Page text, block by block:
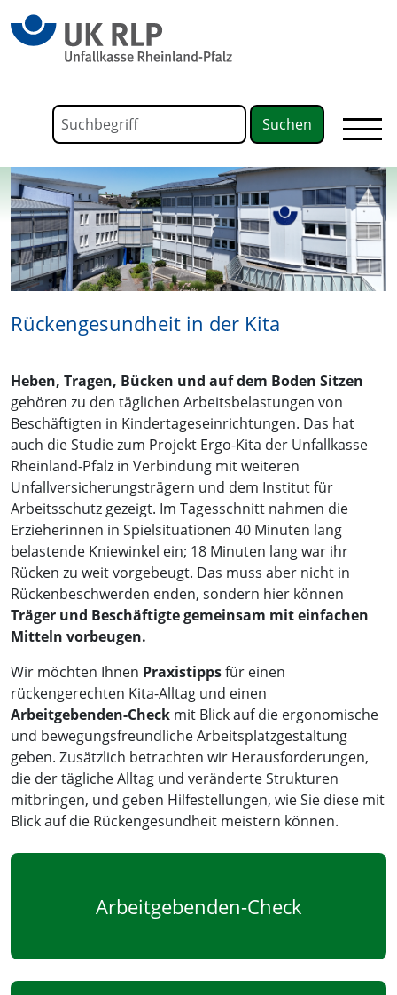
Formular für die Volltextsuche
Rückengesundheit in der Kita
Heben, Tragen, Bücken und auf dem Boden Sitzen
gehören zu den täglichen Arbeitsbelastungen von
Beschäftigten in Kindertageseinrichtungen. Das hat
auch die Studie zum Projekt Ergo-Kita der Unfallkasse
Rheinland-Pfalz in Verbindung mit weiteren
Unfallversicherungsträgern und dem Institut für
Arbeitsschutz gezeigt. Im Tagesschnitt nahmen die
Erzieherinnen in Spielsituationen 40 Minuten lang
belastende Kniewinkel ein; 18 Minuten lang war ihr
Rücken zu weit vorgebeugt. Das muss aber nicht in
Rückenbeschwerden enden, sondern hier können
Träger und Beschäftigte gemeinsam mit einfachen
Mitteln vorbeugen.
Wir möchten Ihnen Praxistippsfür einen
rückengerechten Kita-Alltag und einen
Arbeitgebenden-Check mit Blick auf die ergonomische
und bewegungsfreundliche Arbeitsplatzgestaltung
geben. Zusätzlich betrachten wir Herausforderungen,
die der tägliche Alltag und veränderte Strukturen
mitbringen, und geben Hilfestellungen, wie Sie diese mit
Blick auf die Rückengesundheit meistern können.
Arbeitgebenden-Check